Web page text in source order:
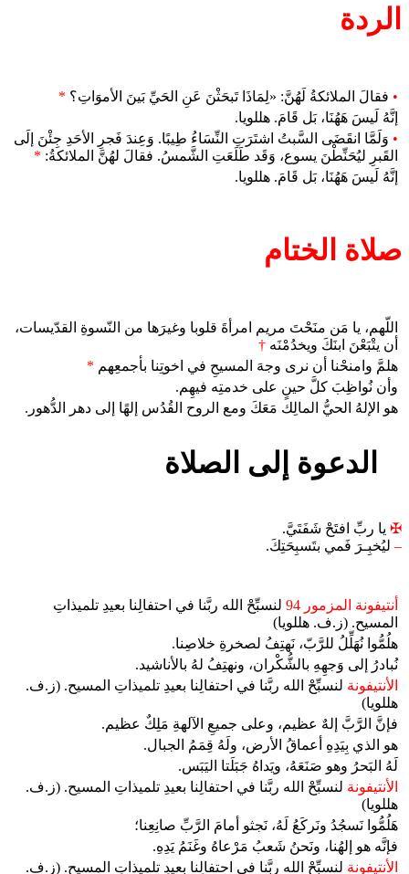
الردة
• فقالَ الملائكةُ لَهُنَّ: «لِمَاذَا تَبحَثْنَ عَنِ الحَيِّ بَينَ الأموَاتِ؟ *
إنَّهُ لَيسَ هَهُنَا، بَل قَامَ. هللويا.
• وَلَمَّا انقَضَى السَّبتُ اشتَرَتِ النِّسَاءُ طِيبًا. وَعِندَ فَجرِ الأحَدِ جِئْنَ إلَى
القَبرِ ليُحَنِّطْنَ يسوع، وَقَد طَلَعَتِ الشَّمسُ. فقالَ لهُنَّ الملائكةُ: *
إنَّهُ لَيسَ هَهُنَا، بَل قَامَ. هللويا.
صلاة الختام
اللّهم، يا مَن منَحْتَ مريم امرأةَ قلوبا وغيرَها من النّسوةِ القدّيسات،
أن يتْبَعْنَ ابنَكَ ويخدُمْنَه †
هلمَّ وامنحْنا أن نرى وجهَ المسيحِ في اخوتِنا بأجمعِهم *
وأن نُواظِبَ كلَّ حينٍ على خدمتِه فيهِم.
هو الإلهُ الحيُّ المالِك مَعَكَ ومع الروح القُدُس إلهًا إلى دهر الدُّهور.
الدعوة إلى الصلاة
✠ يا ربِّ افتَحْ شَفَتَيَّ.
– ليُخبِـرَ فَمي بتَسبِحَتِكَ.
أنتيفونة المزمور 94
لنسبِّحْ الله ربَّنا في احتفالِنا بعيدِ تلميذاتِ
المسيح. (ز.ف. هللويا)
هلُمُّوا نُهَلِّلُ للرَّبّ، نَهتِفُ لصخرةِ خلاصِنا.
نُبادرُ إلى وَجهِهِ بالشُّكْران، ونهتِفُ لهُ بالأناشيد.
الأنتيفونة لنسبِّحْ الله ربَّنا في احتفالِنا بعيدِ تلميذاتِ المسيح. (ز.ف.
هللويا)
فإنَّ الرَّبَّ إلهٌ عظيم، وعلى جميعِ الآلهةِ مَلِكٌ عظيم.
هو الذي بِيَدِهِ أعماقُ الأرض، ولَهُ قِمَمُ الجبال.
لَهُ البَحرُ وهو صَنَعَهُ، ويَداهُ جَبَلَتا اليَبَس.
الأنتيفونة لنسبِّحْ الله ربَّنا في احتفالِنا بعيدِ تلميذاتِ المسيح. (ز.ف.
هللويا)
هَلُمُّوا نَسجُدُ ونَركَعُ لَهُ، نَجثو أمامَ الرَّبِّ صانِعِنا؛
فإنَّه هو إلهُنا، ونَحنُ شَعبُ مَرْعاهُ وغَنَمُ يَدِهِ.
الأنتيفونة لنسبِّحْ الله ربَّنا في احتفالِنا بعيدِ تلميذاتِ المسيح. (ز.ف.